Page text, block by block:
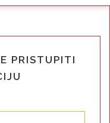
PRISTUPITI